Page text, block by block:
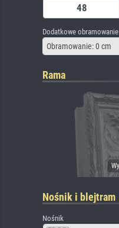
Dodatkowe obramowanie
Obramowanie: 0 cm
Rama
Nośnik i blejtram
Nośnik